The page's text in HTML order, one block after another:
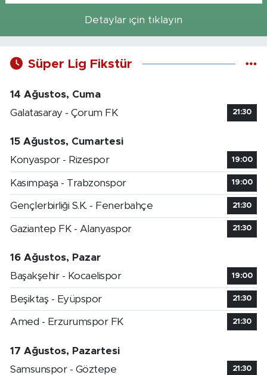
Detaylar için tıklayın
Süper Lig Fikstür
14 Ağustos, Cuma
Galatasaray - Çorum FK
21:30
15 Ağustos, Cumartesi
Konyaspor - Rizespor
19:00
Kasımpaşa - Trabzonspor 19:00
Gençlerbirliği S.K. - Fenerbahçe 21:30
Gaziantep FK - Alanyaspor 21:30
16 Ağustos, Pazar
Başakşehir - Kocaelispor
19:00
Beşiktaş - Eyüpspor 21:30
Amed - Erzurumspor FK 21:30
17 Ağustos, Pazartesi
Samsunspor - Göztepe
21:30